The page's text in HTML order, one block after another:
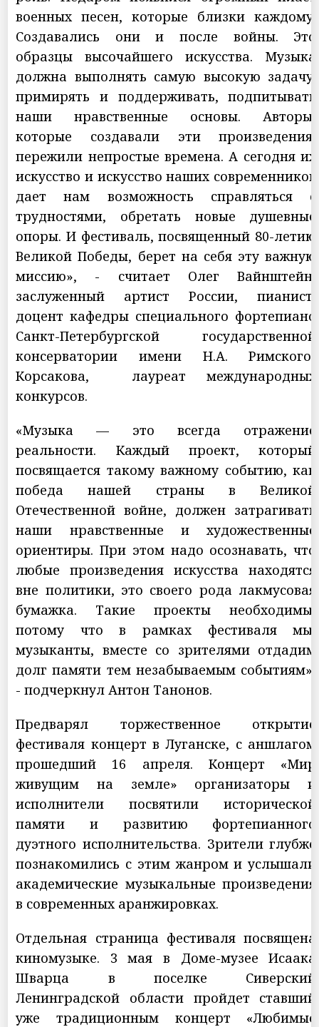
военных песен, которые близки каждому.
Создавались они и после войны. Это
образцы высочайшего искусства. Музыка
должна выполнять самую высокую задачу:
примирять и поддерживать, подпитывать
наши нравственные основы. Авторы,
которые создавали эти произведения,
пережили непростые времена. А сегодня их
искусство и искусство наших современников
дает нам возможность справляться с
трудностями, обретать новые душевные
опоры. И фестиваль, посвященный 80-летию
Великой Победы, берет на себя эту важную
миссию», - считает Олег Вайнштейн,
заслуженный артист России, пианист,
доцент кафедры специального фортепиано
Санкт-Петербургской государственной
консерватории имени Н.А. Римского-
Корсакова, лауреат международных
конкурсов.
«Музыка — это всегда отражение
реальности. Каждый проект, который
посвящается такому важному событию, как
победа нашей страны в Великой
Отечественной войне, должен затрагивать
наши нравственные и художественные
ориентиры. При этом надо осознавать, что
любые произведения искусства находятся
вне политики, это своего рода лакмусовая
бумажка. Такие проекты необходимы,
потому что в рамках фестиваля мы,
музыканты, вместе со зрителями отдадим
долг памяти тем незабываемым событиям»,
- подчеркнул Антон Танонов.
Предварял торжественное открытие
фестиваля концерт в Луганске, с аншлагом
прошедший 16 апреля. Концерт «Мир
живущим на земле» организаторы и
исполнители посвятили исторической
памяти и развитию фортепианного
дуэтного исполнительства. Зрители глубже
познакомились с этим жанром и услышали
академические музыкальные произведения
в современных аранжировках.
Отдельная страница фестиваля посвящена
киномузыке. 3 мая в Доме-музее Исаака
Шварца в поселке Сиверский
Ленинградской области пройдет ставший
уже традиционным концерт «Любимые